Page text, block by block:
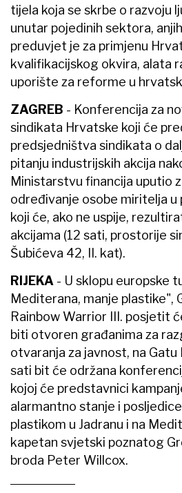
tijela koja se skrbe o razvoju
unutar pojedinih sektora,
preduvjet je za primjenu
kvalifikacijskog okvira, alata
uporište za reforme u
ZAGREB - Konferencija za
sindikata Hrvatske koji će
predsjedništva sindikata o
pitanju industrijskih akcija
Ministarstvu financija uputio
određivanje osobe miritelja u
koji će, ako ne uspije,
akcijama (12 sati, prostorije
Šubićeva 42, II. kat).
RIJEKA - U sklopu europske
Mediterana, manje plastike",
Rainbow Warrior III. posjetit
biti otvoren građanima za
otvaranja za javnost, na Gatu
sati bit će održana
kojoj će predstavnici
alarmantno stanje i
plastikom u Jadranu i na
kapetan svjetski poznatog
broda Peter Willcox.